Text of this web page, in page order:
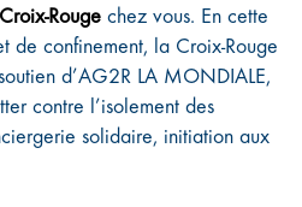
Croix-Rouge chez vous. En cette
de confinement, la Croix-Rouge
d’AG2R LA MONDIALE,
contre l’isolement des
solidaire, initiation aux